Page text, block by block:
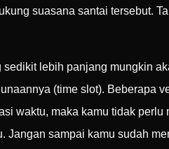
suasana santai tersebut.
sedikit lebih panjang mungkin
(time slot). Beberapa
waktu, maka kamu tidak
sampai kamu sudah